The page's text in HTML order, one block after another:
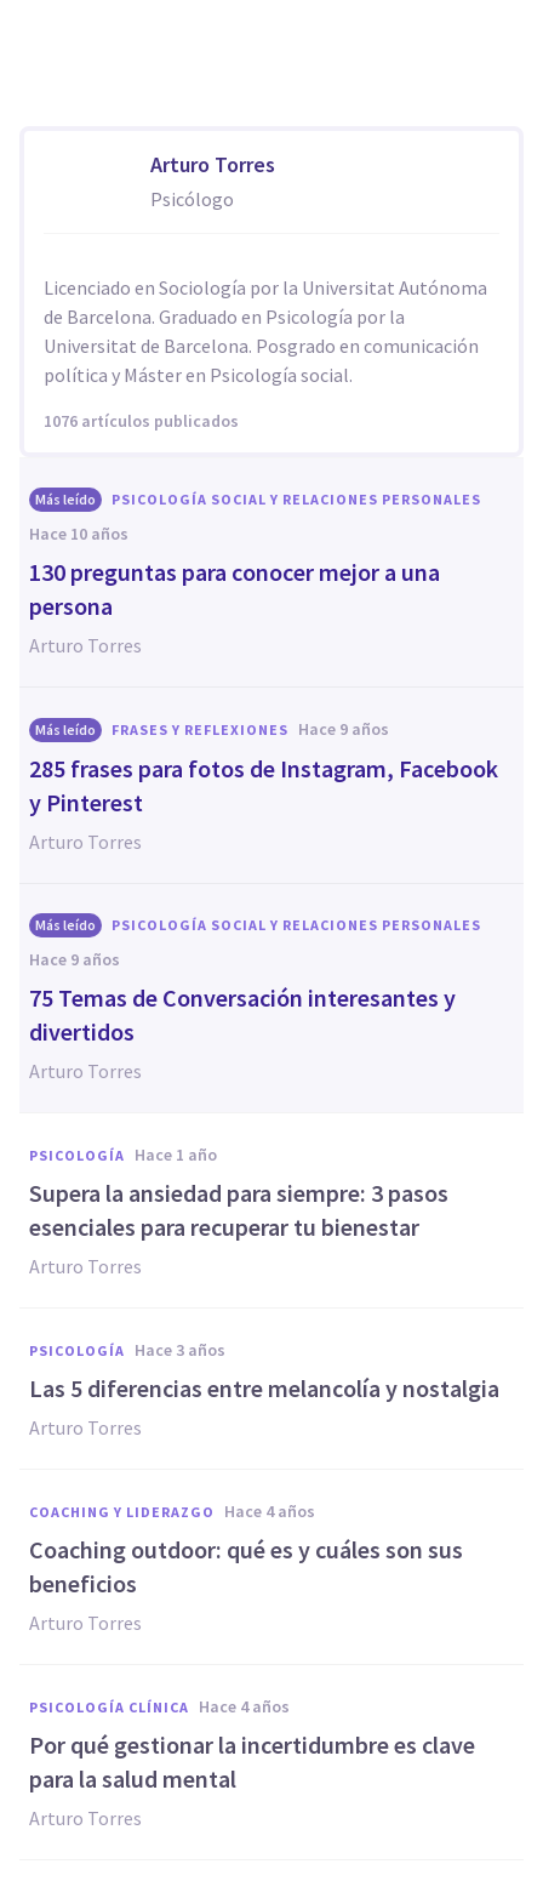
Arturo Torres
Psicólogo
Licenciado en Sociología por la Universitat Autónoma
de Barcelona. Graduado en Psicología por la
Universitat de Barcelona. Posgrado en comunicación
política y Máster en Psicología social.
1076 artículos publicados
Más leído PSICOLOGÍA SOCIAL Y RELACIONES PERSONALES
hace 10 años
130 preguntas para conocer mejor a una
persona
Arturo Torres
Más leído FRASES Y REFLEXIONES hace 9 años
285 frases para fotos de Instagram, Facebook
y Pinterest
Arturo Torres
Más leído PSICOLOGÍA SOCIAL Y RELACIONES PERSONALES
hace 9 años
75 Temas de Conversación interesantes y
divertidos
Arturo Torres
PSICOLOGÍA hace 1 año
Supera la ansiedad para siempre: 3 pasos
esenciales para recuperar tu bienestar
Arturo Torres
PSICOLOGÍA hace 3 años
Las 5 diferencias entre melancolía y nostalgia
Arturo Torres
COACHING Y LIDERAZGO hace 4 años
Coaching outdoor: qué es y cuáles son sus
beneficios
Arturo Torres
PSICOLOGÍA CLÍNICA hace 4 años
Por qué gestionar la incertidumbre es clave
para la salud mental
Arturo Torres